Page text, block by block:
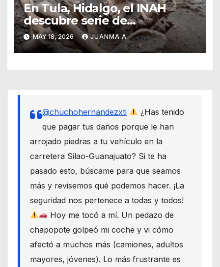
En Tula, Hidalgo, el INAH
descubre serie de
enterramientos de época
teotihuacana
MAY 18, 2026 JUANMA A
@chuchohernandezxti
¿Has tenido
que pagar tus daños porque le han
arrojado piedras a tu vehículo en la
carretera Silao-Guanajuato? Si te ha
pasado esto, búscame para que seamos
más y revisemos qué podemos hacer. ¡La
seguridad nos pertenece a todas y todos!
Hoy me tocó a mí. Un pedazo de
chapopote golpeó mi coche y vi cómo
afectó a muchos más (camiones, adultos
mayores, jóvenes). Lo más frustrante es